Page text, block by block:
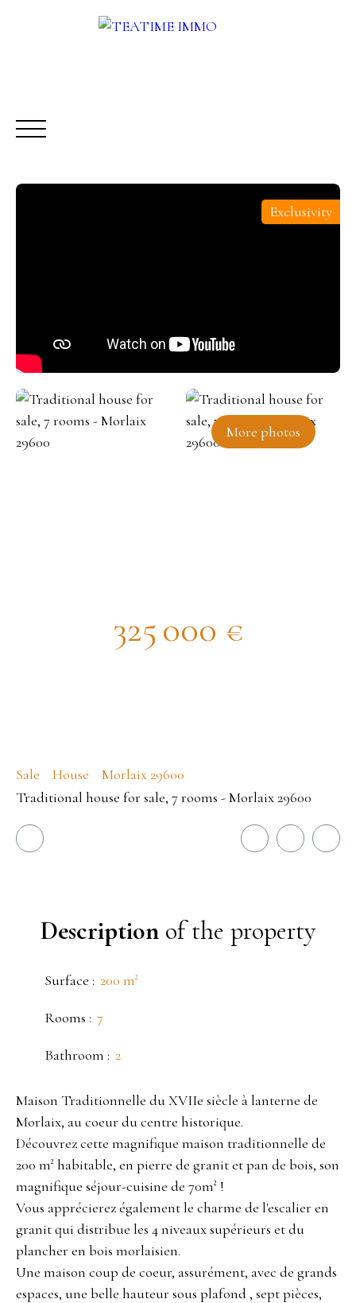
Exclusivity
More photos
325 000 €
Sale House
Morlaix 29600
Traditional house for sale, 7 rooms - Morlaix 29600
Description of the property
Surface : 200 m²
Rooms : 7
Bathroom : 2
Maison Traditionnelle du XVIIe siècle à lanterne de
Morlaix, au coeur du centre historique.
Découvrez cette magnifique maison traditionnelle de
200 m² habitable, en pierre de granit et pan de bois, son
magnifique séjour-cuisine de 70m² !
Vous apprécierez également le charme de l'escalier en
granit qui distribue les 4 niveaux supérieurs et du
plancher en bois morlaisien.
Une maison coup de coeur, assurément, avec de grands
espaces, une belle hauteur sous plafond , sept pièces,